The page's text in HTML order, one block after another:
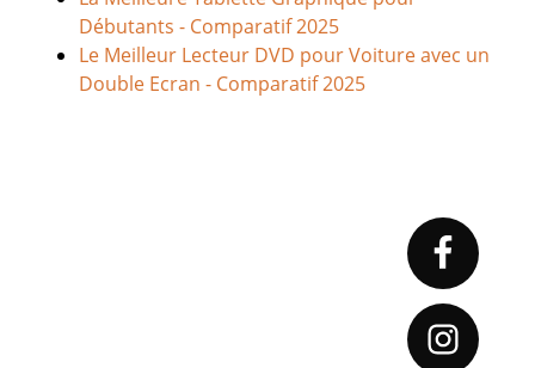
Débutants - Comparatif 2025
Le Meilleur Lecteur DVD pour Voiture avec un
Double Ecran - Comparatif 2025
Primary
Sidebar